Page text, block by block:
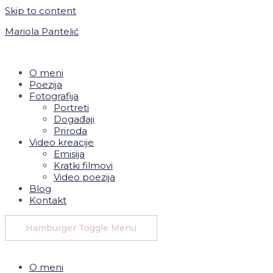
Skip to content
Mariola Pantelić
O meni
Poezija
Fotografija
Portreti
Događaji
Priroda
Video kreacije
Emisija
Kratki filmovi
Video poezija
Blog
Kontakt
Hamburger Toggle Menu
O meni